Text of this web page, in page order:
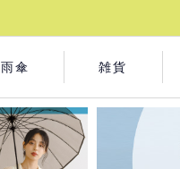
雨傘 雑貨